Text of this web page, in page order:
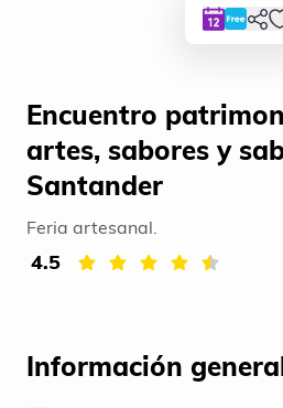
Encuentro
artes, sabores y
Santander
Feria artesanal.
4.5
Información